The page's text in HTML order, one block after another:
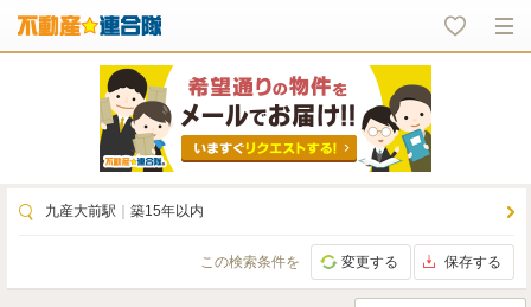
九産大前駅 築15年以内
この検索条件を 変更する 保存する